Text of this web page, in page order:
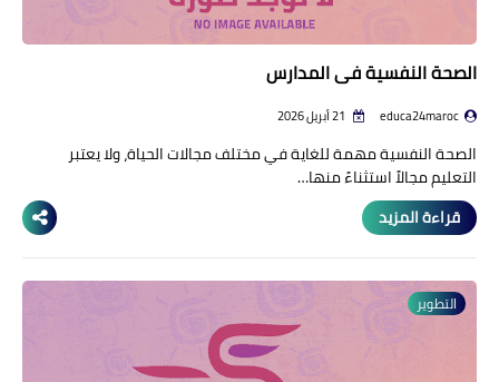
الصحة النفسية في المدارس
educa24maroc
الصحة النفسية مهمة للغاية في مختلف مجالات الحياة، ولا يعتبر
التعليم مجالاً استثناءً منها…
قراءة المزيد
التطوير